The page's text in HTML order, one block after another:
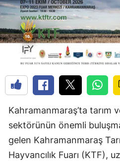
Kahramanmaraş’ta tarım
sektörünün önemli
gelen Kahramanmaraş
Hayvancılık Fuarı (KTF),